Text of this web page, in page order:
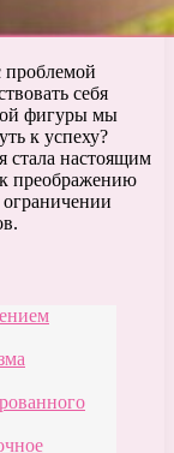
проблемой
себя
фигуры мы
к успеху?
стала настоящим
преображению